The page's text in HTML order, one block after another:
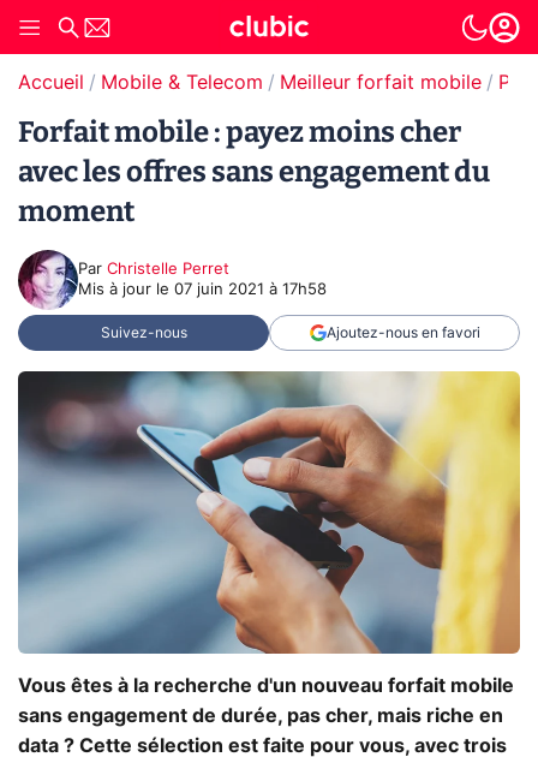
Accueil Mobile & Telecom Meilleur forfait mobile
Forfait mobile : payez moins cher
avec les offres sans engagement du
moment
Par Christelle Perret
Mis à jour le 07 juin 2021 à 17h58
Suivez-nous Ajoutez-nous en favori
Vous êtes à la recherche d'un nouveau forfait mobile
sans engagement de durée, pas cher, mais riche en
data ? Cette sélection est faite pour vous, avec trois